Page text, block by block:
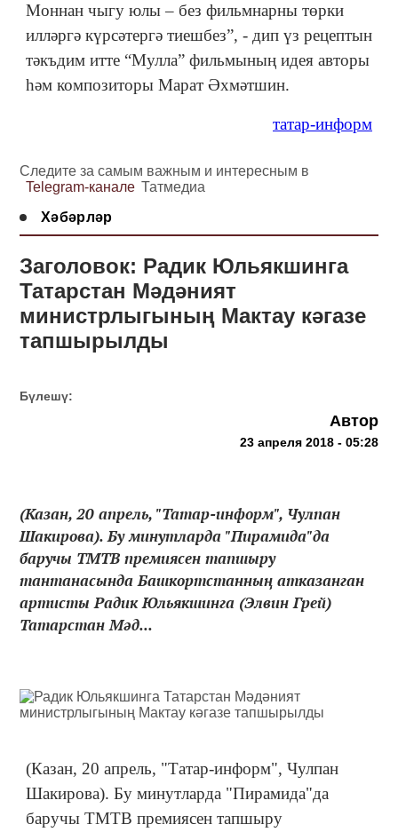
Моннан чыгу юлы – без фильмнарны төрки
илләргә күрсәтергә тиешбез”, - дип үз рецептын
тәкъдим итте “Мулла” фильмының идея авторы
һәм композиторы Марат Әхмәтшин.
татар-информ
Следите за самым важным и интересным в
Telegram-канале Татмедиа
Хәбәрләр
Заголовок: Радик Юльякшинга
Татарстан Мәдәният
министрлыгының Мактау кәгазе
тапшырылды
Бүлешү:
Автор
23 апреля 2018 - 05:28
(Казан, 20 апрель, "Татар-информ", Чулпан
Шакирова). Бу минутларда "Пирамида"да
баручы ТМТВ премиясен тапшыру
тантанасында Башкортстанның атказанган
артисты Радик Юльякшинга (Элвин Грей)
Татарстан Мәд...
(Казан, 20 апрель, "Татар-информ", Чулпан
Шакирова). Бу минутларда "Пирамида"да
баручы ТМТВ премиясен тапшыру